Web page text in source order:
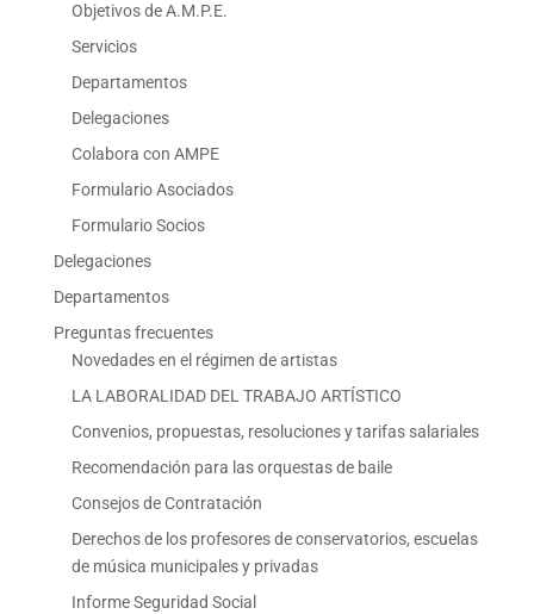
Objetivos de A.M.P.E.
Servicios
Departamentos
Delegaciones
Colabora con AMPE
Formulario Asociados
Formulario Socios
Delegaciones
Departamentos
Preguntas frecuentes
Novedades en el régimen de artistas
LA LABORALIDAD DEL TRABAJO ARTÍSTICO
Convenios, propuestas, resoluciones y tarifas salariales
Recomendación para las orquestas de baile
Consejos de Contratación
Derechos de los profesores de conservatorios, escuelas
de música municipales y privadas
Informe Seguridad Social